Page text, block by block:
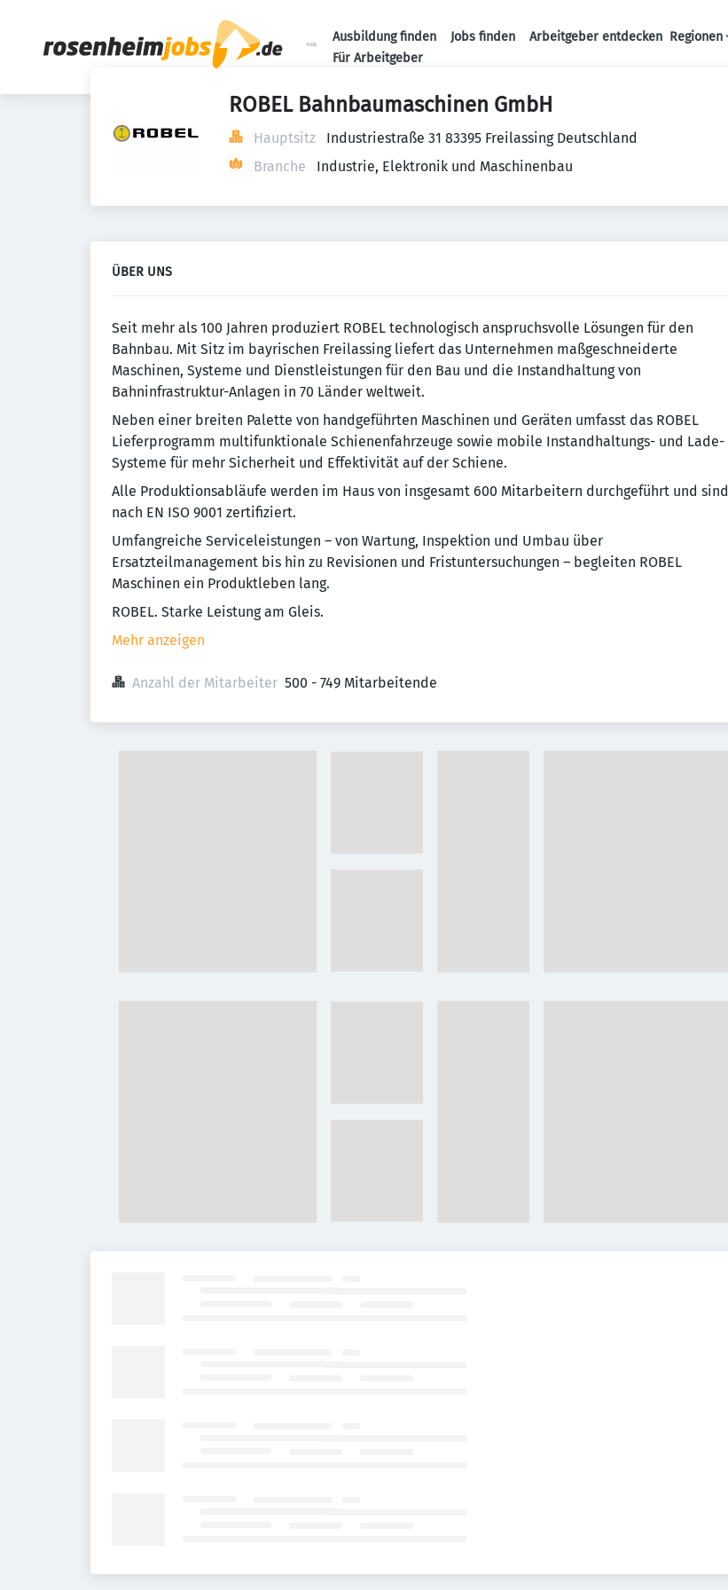
Ausbildung finden Jobs finden Arbeitgeber entdecken Regionen
Für Arbeitgeber
ROBEL Bahnbaumaschinen GmbH
Hauptsitz
Industriestraße 31 83395 Freilassing Deutschland
Branche
Industrie, Elektronik und Maschinenbau
ÜBER UNS
Seit mehr als 100 Jahren produziert ROBEL technologisch anspruchsvolle Lösungen für den
Bahnbau. Mit Sitz im bayrischen Freilassing liefert das Unternehmen maßgeschneiderte
Maschinen, Systeme und Dienstleistungen für den Bau und die Instandhaltung von
Bahninfrastruktur-Anlagen in 70 Länder weltweit.
Neben einer breiten Palette von handgeführten Maschinen und Geräten umfasst das ROBEL
Lieferprogramm multifunktionale Schienenfahrzeuge sowie mobile Instandhaltungs- und Lade-
Systeme für mehr Sicherheit und Effektivität auf der Schiene.
Alle Produktionsabläufe werden im Haus von insgesamt 600 Mitarbeitern durchgeführt und sind
nach EN ISO 9001 zertifiziert.
Umfangreiche Serviceleistungen – von Wartung, Inspektion und Umbau über
Ersatzteilmanagement bis hin zu Revisionen und Fristuntersuchungen – begleiten ROBEL
Maschinen ein Produktleben lang.
ROBEL. Starke Leistung am Gleis.
Mehr anzeigen
Anzahl der Mitarbeiter 500 - 749 Mitarbeitende